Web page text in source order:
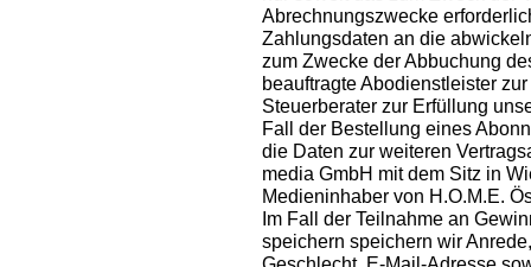
Abrechnungszwecke
Zahlungsdaten an die
zum Zwecke der Abbuchung
beauftragte Abodienstleister
Steuerberater zur Erfüllung
Fall der Bestellung eines
die Daten zur weiteren
media GmbH mit dem Sitz in
Medieninhaber von H.O.M.E.
Im Fall der Teilnahme an
speichern speichern wir